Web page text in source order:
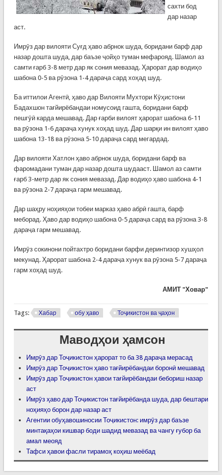
сахти бод
дар назар
аст.
Имрӯз дар вилояти Суғд ҳаво абрнок шуда, боридани барф дар
назар дошта шуда, дар баъзе ҷойҳо туман мефарояд. Шамол аз
самти ғарб 3-8 метр дар як сония мевазад. Ҳарорат дар водиҳо
шабона 0-5 ва рӯзона 1-4 дараҷа сард хоҳад шуд.
Ба иттилои Агентӣ, ҳаво дар Вилояти Мухтори Кӯҳистони
Бадахшон тағйирёбандаи номусоид гашта, боридани барф
пешгӯӣ карда мешавад. Дар ғарби вилоят ҳарорат шабона 6-11
ва рӯзона 1-6 дараҷа хунук хоҳад шуд. Дар шарқи ин вилоят ҳаво
шабона 13-18 ва рӯзона 5-10 дараҷа сард мегардад.
Дар вилояти Хатлон ҳаво абрнок шуда, боридани барф ва
фаромадани туман дар назар дошта шудааст. Шамол аз самти
ғарб 3-метр дар як сония мевазад. Дар водиҳо ҳаво шабона 4-1
ва рӯзона 2-7 дараҷа гарм мешавад.
Дар шаҳру ноҳияҳои тобеи марказ ҳаво абрӣ гашта, барф
меборад. Ҳаво дар водиҳо шабона 0-5 дараҷа сард ва рӯзона 3-8
дараҷа гарм мешавад.
Имрӯз сокинони пойтахтро боридани барфи деринтизор хушҳол
мекунад. Ҳарорат шабона 2-4 дараҷа хунук ва рӯзона 5-7 дараҷа
гарм хоҳад шуд.
АМИТ "Ховар"
Tags: Хабар обу ҳаво Тоҷикистон ва ҷаҳон
Маводҳои ҳамсон
Имрӯз дар Тоҷикистон ҳарорат то ба 38 дараҷа мерасад
Имрӯз дар Тоҷикистон ҳаво тағйирёбандаи боронӣ мешавад
Имрӯз дар Тоҷикистон ҳавои тағйирёбандаи бебориш назар
аст
Имрӯз ҳаво дар Тоҷикистон тағйирёбанда шуда, дар бештари
ноҳияҳо борон дар назар аст
Агентии обуҳавошиносии Тоҷикистон: имрӯз дар баъзе
минтақаҳои кишвар боди шадид мевазад ва чангу ғубор ба
амал меояд
Тафси ҳавои фасли тирамоҳ коҳиш меёбад